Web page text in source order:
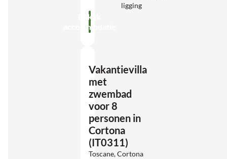
ligging
Bekijk
accommodatie
Vakantievilla
met
zwembad
voor 8
personen in
Cortona
(IT0311)
Toscane, Cortona